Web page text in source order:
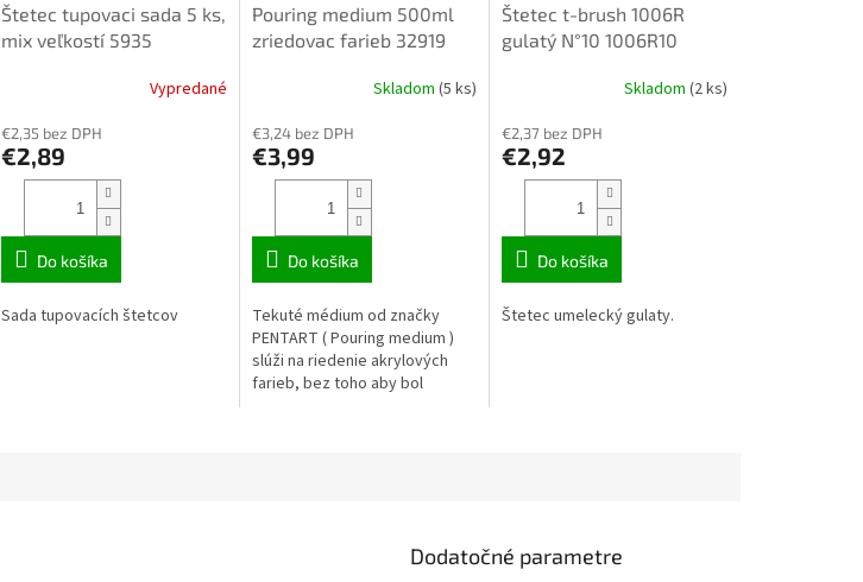
Štetec tupovaci sada 5 ks,
mix veľkostí 5935
Vypredané
€2,35 bez DPH
€2,89
Do košíka
Sada tupovacích štetcov
Pouring medium 500ml
zriedovac farieb 32919
Skladom(5 ks)
€3,24 bez DPH
€3,99
Do košíka
Tekuté médium od značky
PENTART ( Pouring medium )
slúži na riedenie akrylových
farieb, bez toho aby bol
Štetec t-brush 1006R
gulatý N°10 1006R10
Skladom (2 ks)
€2,37 bez DPH
€2,92
Do košíka
Štetec umelecký gulaty.
Dodatočné parametre